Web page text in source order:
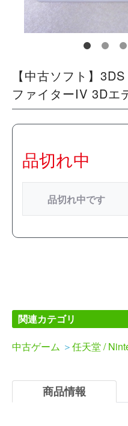
【中古ソフト】
ファイターIV 3Dエ
品切れ中
品切れ中です
関連カテゴリ
中古ゲーム ＞任天堂 /
商品情報